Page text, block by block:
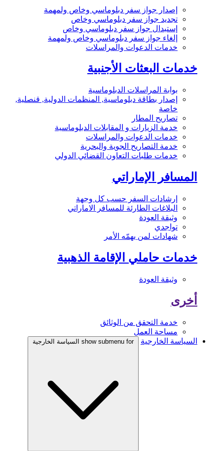
إصدار جواز سفر دبلوماسي وخاص ولمهمة
تجديد جواز سفر دبلوماسي وخاص
إستبدال جواز سفر دبلوماسي وخاص
إلغاء جواز سفر دبلوماسي وخاص ولمهمة
خدمات الدعوات والمراسلات
خدمات البعثات الأجنبية
بوابة المراسلات الدبلوماسية
إصدار بطاقة دبلوماسية, المنظمات الدولية, قنصلية,
خاصة
تصاريح المطار
خدمة الزيارات و المقابلات الدبلوماسية
خدمات الدعوات والمراسلات
خدمة التصاريح الجوية والبحرية
خدمات طلبات التعاون القضائي الدولي
المسافر الإماراتي
إرشادات السفر حسب كل وجهة
البلاغات الطارئة للمسافر الاماراتي
وثيقة العودة
تواجدي
شهادات لمن يهمّه الأمر
خدمات حاملي الإقامة الذهبية
وثيقة العودة
أخرى
خدمة التحقق من الوثائق
مساحة العمل
السياسة الخارجية
show submenu for السياسة الخارجية